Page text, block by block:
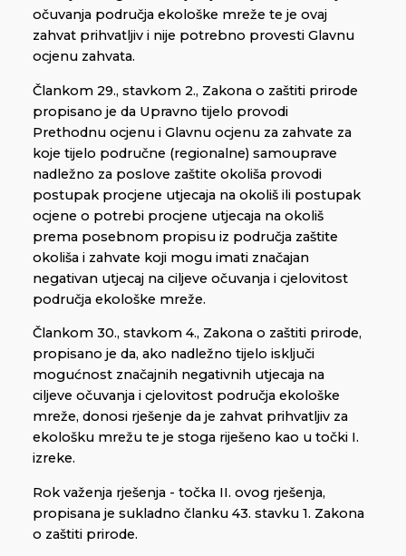
očuvanja područja ekološke mreže te je ovaj
zahvat prihvatljiv i nije potrebno provesti Glavnu
ocjenu zahvata.
Člankom 29., stavkom 2., Zakona o zaštiti prirode
propisano je da Upravno tijelo provodi
Prethodnu ocjenu i Glavnu ocjenu za zahvate za
koje tijelo područne (regionalne) samouprave
nadležno za poslove zaštite okoliša provodi
postupak procjene utjecaja na okoliš ili postupak
ocjene o potrebi procjene utjecaja na okoliš
prema posebnom propisu iz područja zaštite
okoliša i zahvate koji mogu imati značajan
negativan utjecaj na ciljeve očuvanja i cjelovitost
područja ekološke mreže.
Člankom 30., stavkom 4., Zakona o zaštiti prirode,
propisano je da, ako nadležno tijelo isključi
mogućnost značajnih negativnih utjecaja na
ciljeve očuvanja i cjelovitost područja ekološke
mreže, donosi rješenje da je zahvat prihvatljiv za
ekološku mrežu te je stoga riješeno kao u točki I.
izreke.
Rok važenja rješenja - točka II. ovog rješenja,
propisana je sukladno članku 43. stavku 1. Zakona
o zaštiti prirode.